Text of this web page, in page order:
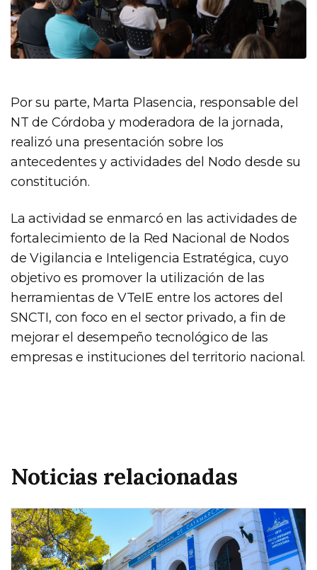
Por su parte, Marta Plasencia, responsable del
NT de Córdoba y moderadora de la jornada,
realizó una presentación sobre los
antecedentes y actividades del Nodo desde su
constitución.
La actividad se enmarcó en las actividades de
fortalecimiento de la Red Nacional de Nodos
de Vigilancia e Inteligencia Estratégica, cuyo
objetivo es promover la utilización de las
herramientas de VTeIE entre los actores del
SNCTI, con foco en el sector privado, a fin de
mejorar el desempeño tecnológico de las
empresas e instituciones del territorio nacional.
Noticias relacionadas